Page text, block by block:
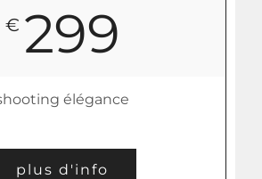
€ 299
élégance
plus d'info